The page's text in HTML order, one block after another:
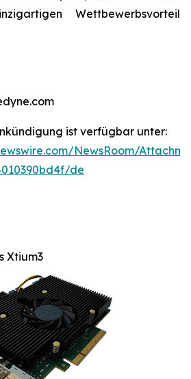
Wettbewerbsvorteil
ist verfügbar unter:
NewsRoom/
de
Xtium3